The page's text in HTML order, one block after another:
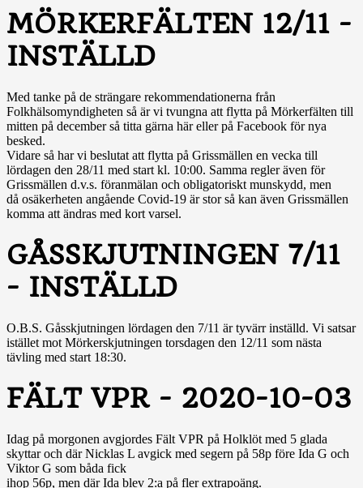
MÖRKERFÄLTEN 12/11 -
INSTÄLLD
Med tanke på de strängare rekommendationerna från
Folkhälsomyndigheten så är vi tvungna att flytta på Mörkerfälten till
mitten på december så titta gärna här eller på Facebook för nya
besked.
Vidare så har vi beslutat att flytta på Grissmällen en vecka till
lördagen den 28/11 med start kl. 10:00. Samma regler även för
Grissmällen d.v.s. föranmälan och obligatoriskt munskydd, men
då osäkerheten angående Covid-19 är stor så kan även Grissmällen
komma att ändras med kort varsel.
GÅSSKJUTNINGEN 7/11
- INSTÄLLD
O.B.S. Gåsskjutningen lördagen den 7/11 är tyvärr inställd. Vi satsar
istället mot Mörkerskjutningen torsdagen den 12/11 som nästa
tävling med start 18:30.
FÄLT VPR - 2020-10-03
Idag på morgonen avgjordes Fält VPR på Holklöt med 5 glada
skyttar och där Nicklas L avgick med segern på 58p före Ida G och
Viktor G som båda fick
ihop 56p, men där Ida blev 2:a på fler extrapoäng.